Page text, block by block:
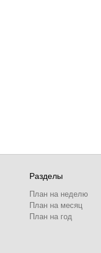
Разделы
План на неделю
План на месяц
План на год